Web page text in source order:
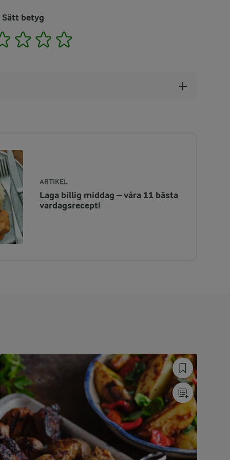
Sätt betyg
2 3 4
ARTIKEL
Laga billig middag – våra 11 bästa
vardagsrecept!